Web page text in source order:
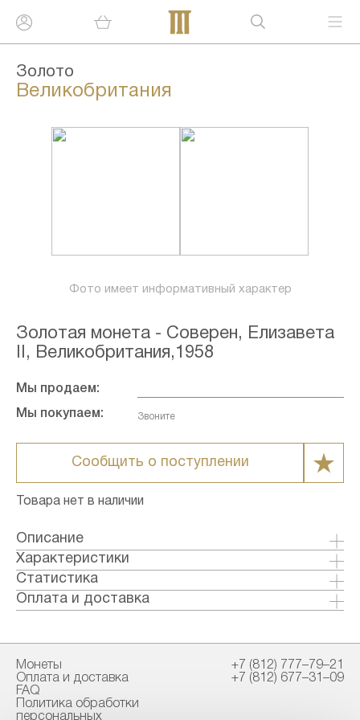
Золото
Великобритания
Фото имеет информативный характер
Золотая монета - Соверен, Елизавета
II, Великобритания,1958
Мы продаем:
Мы покупаем: Звоните
Сообщить о поступлении
Товара нет в наличии
Описание
Характеристики
Металл: Золото
Страна: Великобритания
Годы выпуска: 1953-1968
Проба: 917
Вес общий гр.: 7.98
Вес чистый гр.: 7.33
Статистика
Оплата и доставка
Наличными в офисе
Способы доставки:
Монеты
Оплата и доставка
FAQ
Политика обработки
персональных
+7 (812) 777–79–21
+7 (812) 677–31–09